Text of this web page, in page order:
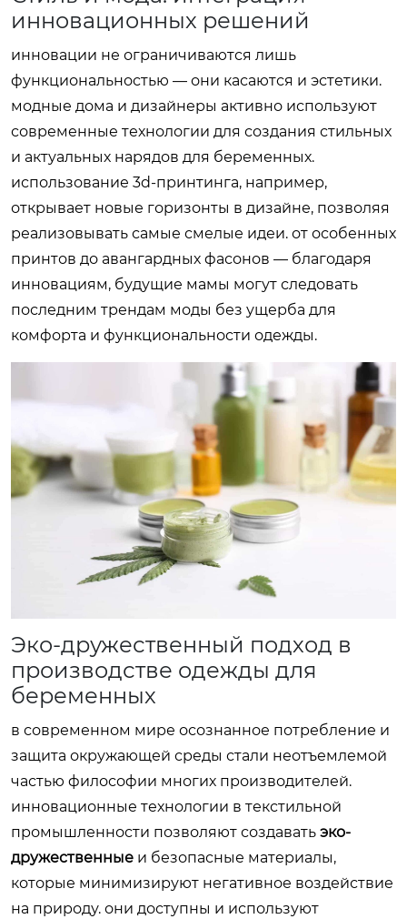
инновационных решений
инновации не ограничиваются лишь
функциональностью — они касаются и эстетики.
модные дома и дизайнеры активно используют
современные технологии для создания стильных
и актуальных нарядов для беременных.
использование 3d-принтинга, например,
открывает новые горизонты в дизайне, позволяя
реализовывать самые смелые идеи. от особенных
принтов до авангардных фасонов — благодаря
инновациям, будущие мамы могут следовать
последним трендам моды без ущерба для
комфорта и функциональности одежды.
Эко-дружественный подход в
производстве одежды для
беременных
в современном мире осознанное потребление и
защита окружающей среды стали неотъемлемой
частью философии многих производителей.
инновационные технологии в текстильной
промышленности позволяют создавать эко-
дружественные и безопасные материалы,
которые минимизируют негативное воздействие
на природу. они доступны и используют